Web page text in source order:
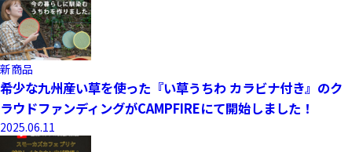
新商品
希少な九州産い草を使った『い草うちわ カラビナ付き』のク
ラウドファンディングがCAMPFIREにて開始しました！
2025.06.11